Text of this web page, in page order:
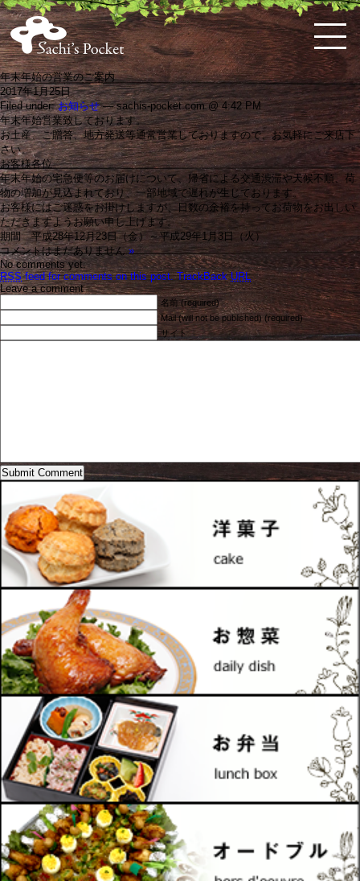
HOME
佐
知's
pocket
と
は
ケ
ー
キ・
ス
コ
ー
ン
な
ど
こ
だ
わ
り
の
洋
菓
子
体
に
優
し
い
お
惣
菜
料
理
教
室
の
案
内
お
弁
当・
オ
ー
ド
ブ
ル
お
知
ら
せ
お
問
い
合
わ
せ
購
入
ガ
イ
ド
特
定
商
取
引
法
会
員
ロ
グ
イ
ン
年末年始の営業のご案内
2017年1月25日
Filed under:お知らせ— sachis-pocket.com @ 4:42 PM
年末年始営業致しております。
お土産、ご贈答、地方発送等通常営業しておりますので、お気軽にご来店下
さい。
お客様各位
年末年始の宅急便等のお届けについて、帰省による交通渋滞や天候不順、荷
物の増加が見込まれており、一部地域で遅れが生じております。
お客様にはご迷惑をお掛けしますが、日数の余裕を持ってお荷物をお出しい
ただきますようお願い申し上げます。
期間 平成28年12月23日（金）～平成29年1月3日（火）
コメントはまだありません»
No comments yet.
RSSfeed for comments on this post. TrackBackURL
Leave a comment
名前 (required)
Mail (will not be published) (required)
サイト